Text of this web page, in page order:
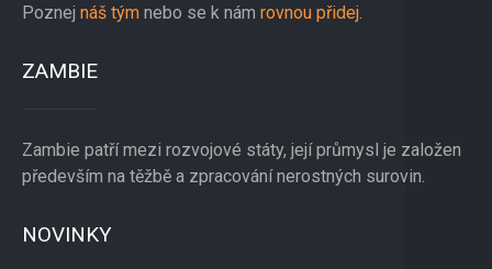
Poznej náš tým nebo se k nám rovnou přidej.
ZAMBIE
Zambie patří mezi rozvojové státy, její průmysl je založen
především na těžbě a zpracování nerostných surovin.
NOVINKY